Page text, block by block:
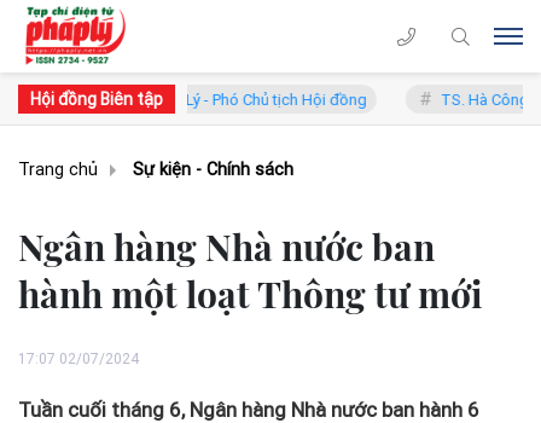
Hội đồng Biên tập
Phan Trung Lý - Phó Chủ tịch Hội đồng TS. Hà Công Anh Bảo
Trang chủ Sự kiện - Chính sách
Ngân hàng Nhà nước ban
hành một loạt Thông tư mới
17:07 02/07/2024
Tuần cuối tháng 6, Ngân hàng Nhà nước ban hành 6